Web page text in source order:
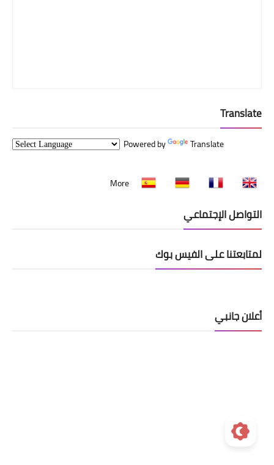
Translate
Powered by Translate
More
التواصل الإجتماعي
لمتابعتنا على الفيس بوك
أعلان جانبي